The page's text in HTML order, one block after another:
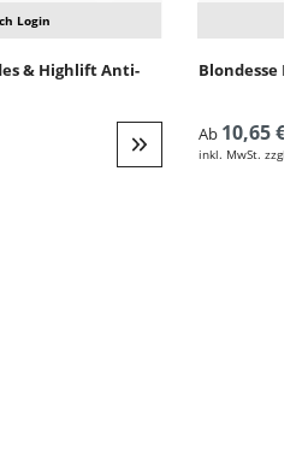
Login
& Highlift Anti-
Weiter zur Detail
Blondesse
Ab 10,65 €
inkl. MwSt. zzgl.